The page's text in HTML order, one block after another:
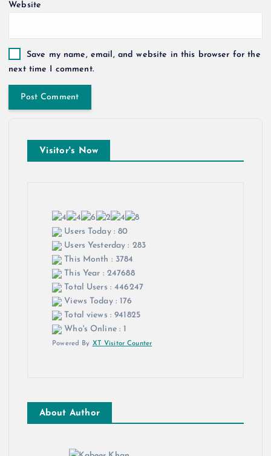
Website
Save my name, email, and website in this browser for the
next time I comment.
Visitor's Now
Users Today : 80
Users Yesterday : 283
This Month : 3784
This Year : 247688
Total Users : 446247
Views Today : 176
Total views : 941825
Who's Online : 1
Powered By XT Visitor Counter
About Author